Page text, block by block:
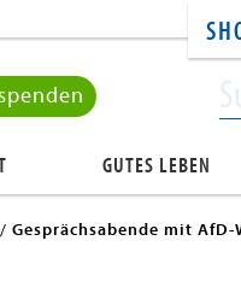
GUTES LEBEN
Gesprächsabende mit AfD-